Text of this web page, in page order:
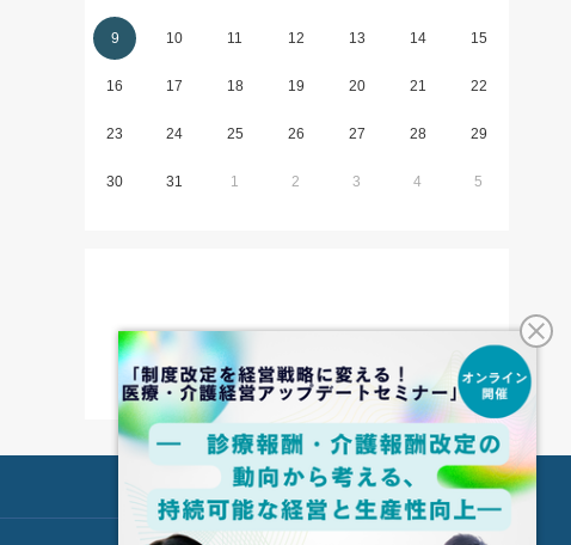
9 10 11 12 13 14 15
16 17 18 19 20 21 22
23 24 25 26 27 28 29
30 31 1 2 3 4 5